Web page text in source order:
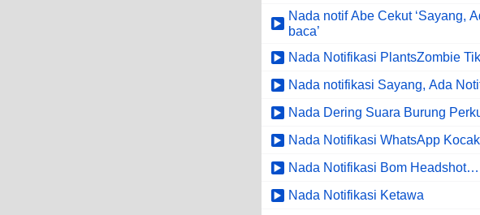
Nada notif Abe Cekut ‘Sayang,
baca’
Nada Notifikasi PlantsZombie
Nada notifikasi Sayang, Ada
Nada Dering Suara Burung
Nada Notifikasi WhatsApp Kocak
Nada Notifikasi Bom Headshot…
Nada Notifikasi Ketawa